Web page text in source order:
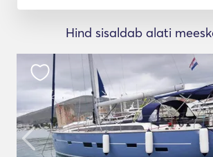
Hind sisaldab alati